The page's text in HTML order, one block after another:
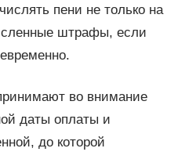
пени не только на
штрафы, если
во внимание
даты оплаты и
до которой